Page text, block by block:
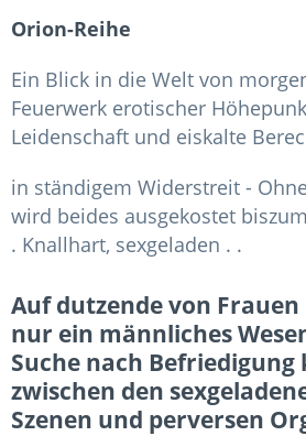
Orion-Reihe
Ein Blick in die Welt von
Feuerwerk erotischer
Leidenschaft und eiskalte
in ständigem Widerstreit -
wird beides ausgekostet bis
. Knallhart, sexgeladen . .
Auf dutzende von
nur ein männliches
Suche nach Befriedigung
zwischen den
Szenen und perversen